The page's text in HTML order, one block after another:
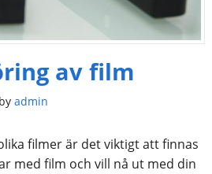
av film
by admin
filmer är det viktigt att finnas
med film och vill nå ut med din